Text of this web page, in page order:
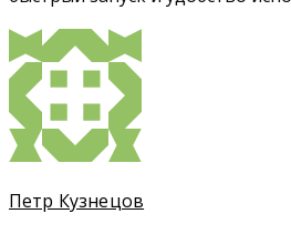
Петр Кузнецов